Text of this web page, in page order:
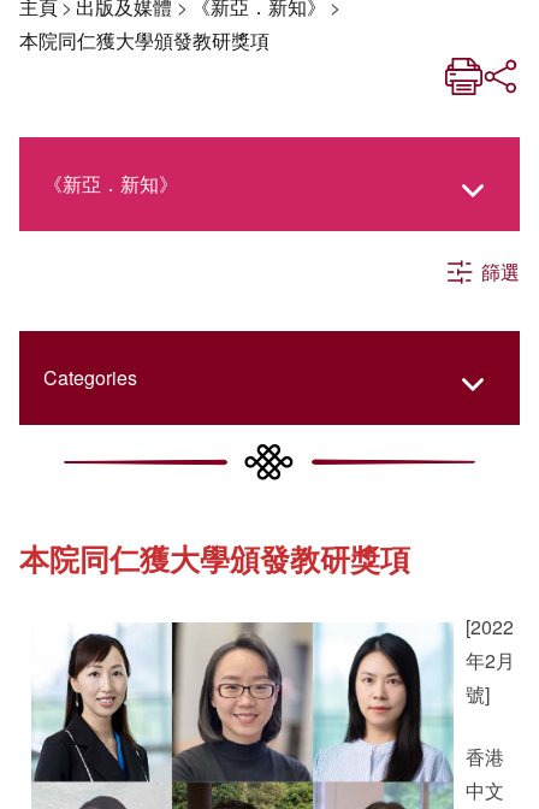
主頁> 出版及媒體 > 《新亞．新知》 >
本院同仁獲大學頒發教研獎項
《新亞．新知》
社交媒體專欄
《新亞簡訊》
《新亞書院概覽》
其他書院出版
新亞影集
篩選
Categories
College Updates
Cultural Topics
Student Development
Staff Engagement
本院同仁獲大學頒發教研獎項
[2022
年2月
號]
香港
中文